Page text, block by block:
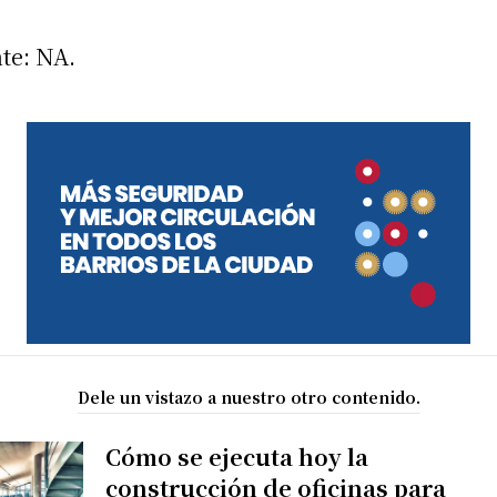
NA.
Dele un vistazo a nuestro otro contenido.
Cómo se ejecuta hoy la
construcción de oficinas para